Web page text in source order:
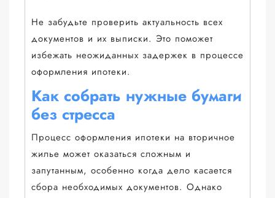
Не забудьте проверить актуальность всех
документов и их выписки. Это поможет
избежать неожиданных задержек в процессе
оформления ипотеки.
Как собрать нужные бумаги
без стресса
Процесс оформления ипотеки на вторичное
жилье может оказаться сложным и
запутанным, особенно когда дело касается
сбора необходимых документов. Однако